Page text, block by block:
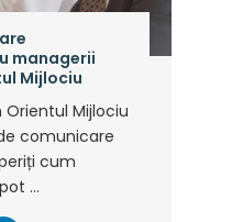
managerii
Mijlociu
Mijlociu
comunicare
cum
...